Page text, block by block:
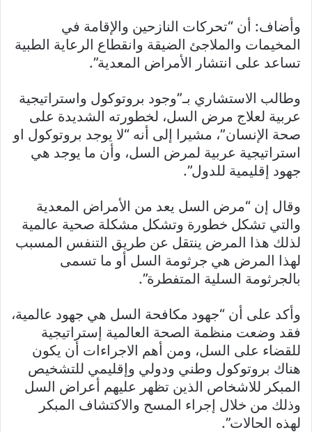
وأضاف: أن “تحركات النازحين والإقامة في
المخيمات والملاجئ الضيقة وانقطاع الرعاية الطبية
تساعد على انتشار الأمراض المعدية”.
وطالب الاستشاري بـ”وجود بروتوكول واستراتيجية
عربية لعلاج مرض السل، لخطورته الشديدة على
صحة الإنسان”، مشيرا إلى أنه “لا يوجد بروتوكول او
استراتيجية عربية لمرض السل، وأن ما يوجد هي
جهود إقليمية للدول”.
وقال إن “مرض السل يعد من الأمراض المعدية
والتي تشكل خطورة وتشكل مشكلة صحية عالمية
لذلك هذا المرض ينتقل عن طريق التنفس المسبب
لهذا المرض هي جرثومة السل أو ما تسمى
بالجرثومة السلية المتفطرة”.
وأكد على أن “جهود مكافحة السل هي جهود عالمية،
فقد وضعت منظمة الصحة العالمية إستراتيجية
للقضاء على السل، ومن أهم الاجراءات أن يكون
هناك بروتوكول وطني ودولي وإقليمي للتشخيص
المبكر للاشخاص الذين تظهر عليهم أعراض السل
وذلك من خلال إجراء المسح والاكتشاف المبكر
لهذه الحالات”.